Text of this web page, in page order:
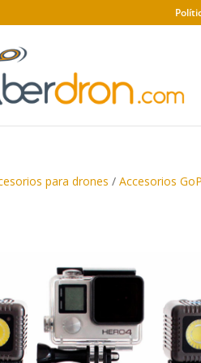
para drones /Accesorios